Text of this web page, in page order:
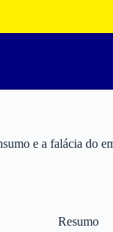
e a falácia do
Resumo